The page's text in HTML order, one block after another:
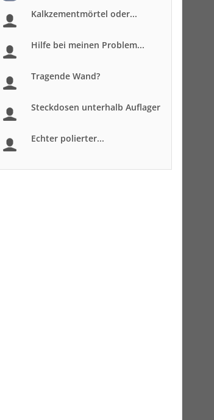
Kalkzementmörtel oder...
Hilfe bei meinen Problem...
Tragende Wand?
Steckdosen unterhalb Auflager
Echter polierter...